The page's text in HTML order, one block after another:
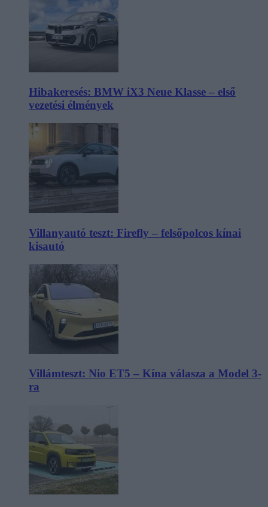
Hibakeresés: BMW iX3 Neue Klasse – első
vezetési élmények
Villanyautó teszt: Firefly – felsőpolcos kínai
kisautó
Villámteszt: Nio ET5 – Kína válasza a Model 3-
ra